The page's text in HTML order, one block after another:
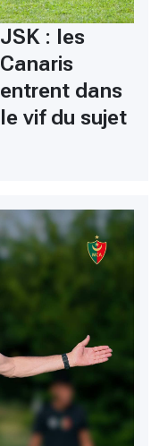
JSK : les
Canaris
entrent dans
le vif du sujet